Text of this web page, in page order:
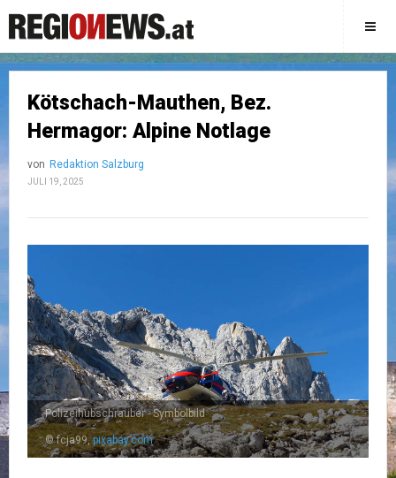
Kötschach-Mauthen, Bez.
Hermagor: Alpine Notlage
von Redaktion Salzburg
JULI 19, 2025
Polizeihubschrauber - Symbolbild
© fcja99,pixabay.com